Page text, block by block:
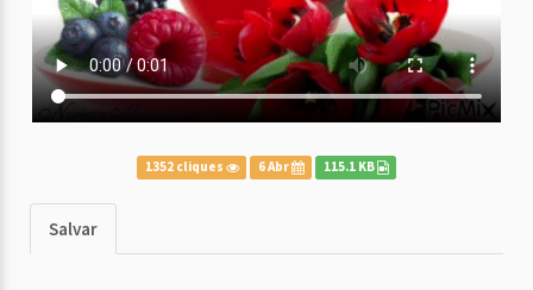
1352 cliques 6 Abr 115.1 KB
Salvar